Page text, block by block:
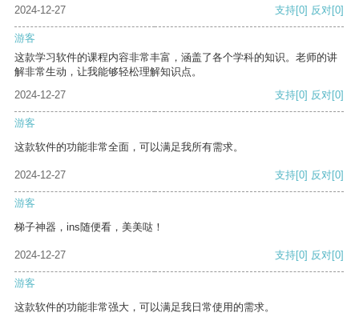
2024-12-27 支持[0] 反对[0]
游客
这款学习软件的课程内容非常丰富，涵盖了各个学科的知识。老师的讲
解非常生动，让我能够轻松理解知识点。
2024-12-27
支持[0] 反对[0]
游客
这款软件的功能非常全面，可以满足我所有需求。
2024-12-27 支持[0] 反对[0]
游客
梯子神器，ins随便看，美美哒！
2024-12-27 支持[0] 反对[0]
游客
这款软件的功能非常强大，可以满足我日常使用的需求。